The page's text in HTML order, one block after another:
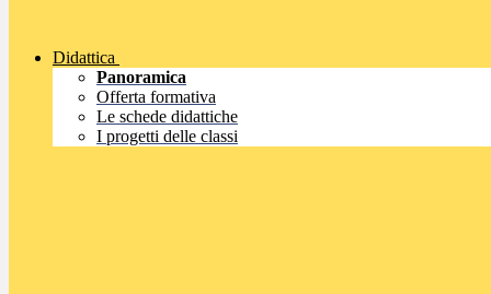
Didattica
Panoramica
Offerta formativa
Le schede didattiche
I progetti delle classi